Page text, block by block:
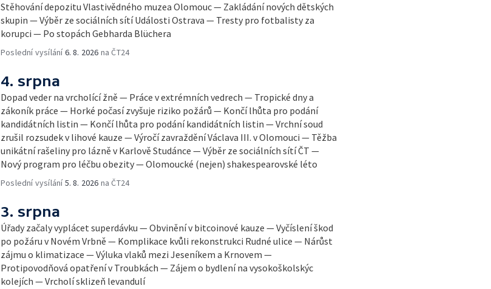
Stěhování depozitu Vlastivědného muzea Olomouc — Zakládání nových dětských
skupin — Výběr ze sociálních sítí Události Ostrava — Tresty pro fotbalisty za
korupci — Po stopách Gebharda Blüchera
Poslední vysílání6. 8. 2026 na ČT24
4. srpna
Dopad veder na vrcholící žně — Práce v extrémních vedrech — Tropické dny a
zákoník práce — Horké počasí zvyšuje riziko požárů — Končí lhůta pro podání
kandidátních listin — Končí lhůta pro podání kandidátních listin — Vrchní soud
zrušil rozsudek v lihové kauze — Výročí zavraždění Václava III. v Olomouci — Těžba
unikátní rašeliny pro lázně v Karlově Studánce — Výběr ze sociálních sítí ČT —
Nový program pro léčbu obezity — Olomoucké (nejen) shakespearovské léto
Poslední vysílání5. 8. 2026 na ČT24
3. srpna
Úřady začaly vyplácet superdávku — Obvinění v bitcoinové kauze — Vyčíslení škod
po požáru v Novém Vrbně — Komplikace kvůli rekonstrukci Rudné ulice — Nárůst
zájmu o klimatizace — Výluka vlaků mezi Jeseníkem a Krnovem —
Protipovodňová opatření v Troubkách — Zájem o bydlení na vysokoškolskýc
kolejích — Vrcholí sklizeň levandulí